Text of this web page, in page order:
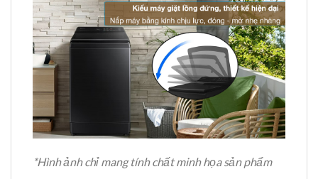
*Hình ảnh chỉ mang tính chất minh họa sản phẩm